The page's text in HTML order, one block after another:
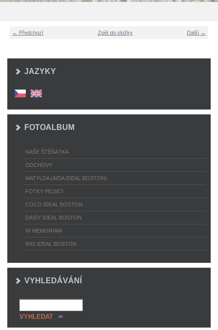
← Předchozí Další →
Zpět do složky
JAZYKY
FOTOALBUM
NAŠE ŠTĚŇÁTKA
ODCHOVY
MATYLDA (AIDA IDEAL BOSTON)
FOTKY PEJSCI
COCO IDEAL BOSTON
DAISY IDEAL BOSTON
IN MEMORIAM
IRIS IDEAL BOSTON
VYHLEDÁVÁNÍ